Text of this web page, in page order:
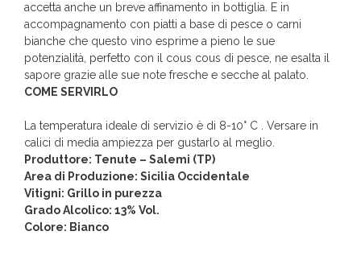
accetta anche un breve affinamento in bottiglia. E in
accompagnamento con piatti a base di pesce o carni
bianche che questo vino esprime a pieno le sue
potenzialità, perfetto con il cous cous di pesce, ne esalta il
sapore grazie alle sue note fresche e secche al palato.
COME SERVIRLO
La temperatura ideale di servizio è di 8-10° C . Versare in
calici di media ampiezza per gustarlo al meglio.
Produttore: Tenute – Salemi (TP)
Area di Produzione: Sicilia Occidentale
Vitigni: Grillo in purezza
Grado Alcolico: 13% Vol.
Colore: Bianco